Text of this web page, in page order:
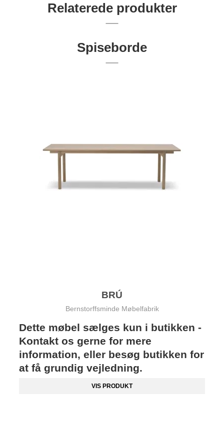
Relaterede produkter
Spiseborde
BRÚ
Bernstorffsminde Møbelfabrik
Dette møbel sælges kun i butikken -
Kontakt os gerne for mere
information, eller besøg butikken for
at få grundig vejledning.
VIS PRODUKT